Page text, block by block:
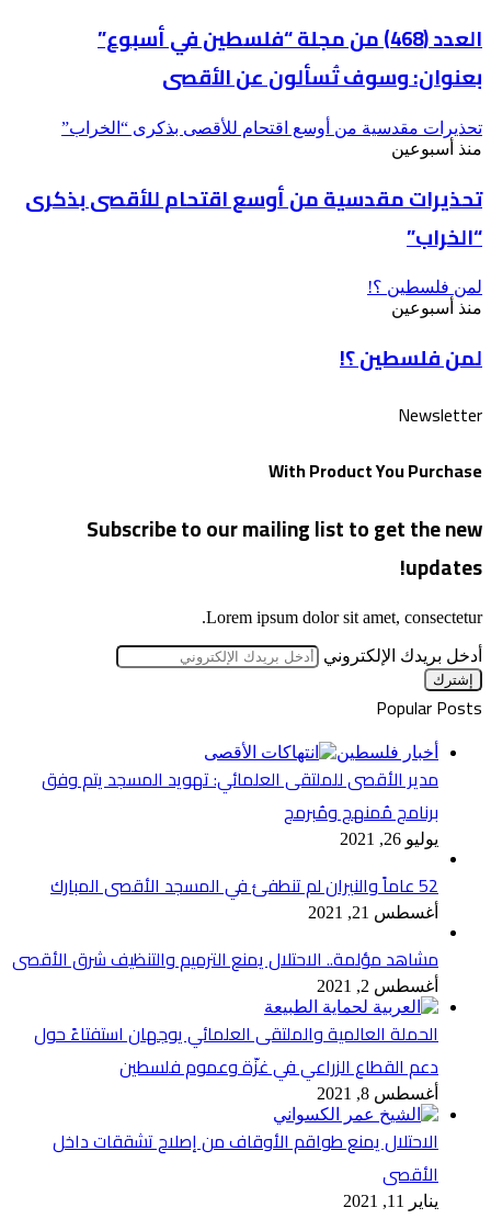
العدد (468) من مجلة “فلسطين في أسبوع”
بعنوان: وسوف تُسألون عن الأقصى
تحذيرات مقدسية من أوسع اقتحام للأقصى بذكرى “الخراب”
منذ أسبوعين
تحذيرات مقدسية من أوسع اقتحام للأقصى بذكرى
“الخراب”
لمن فلسطين ؟!
منذ أسبوعين
لمن فلسطين ؟!
Newsletter
With Product You Purchase
Subscribe to our mailing list to get the new
updates!
Lorem ipsum dolor sit amet, consectetur.
أدخل بريدك الإلكتروني
Popular Posts
أخبار فلسطين
مدير الأقصى للملتقى العلمائي: تهويد المسجد يتم وفق
برنامج مُمنهج ومُبرمج
يوليو 26, 2021
52 عاماً والنيران لم تنطفئ في المسجد الأقصى المبارك
أغسطس 21, 2021
مشاهد مؤلمة.. الاحتلال يمنع الترميم والتنظيف شرق الأقصى
أغسطس 2, 2021
الحملة العالمية والملتقى العلمائي يوجهان استفتاءً حول
دعم القطاع الزراعي في غزّة وعموم فلسطين
أغسطس 8, 2021
الاحتلال يمنع طواقم الأوقاف من إصلاح تشققات داخل
الأقصى
يناير 11, 2021